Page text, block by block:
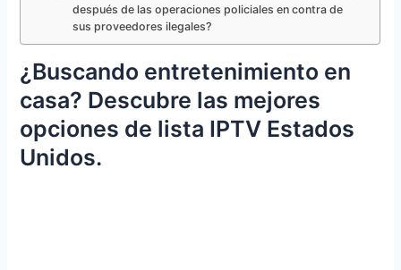
después de las operaciones policiales en contra de
sus proveedores ilegales?
¿Buscando entretenimiento en
casa? Descubre las mejores
opciones de lista IPTV Estados
Unidos.